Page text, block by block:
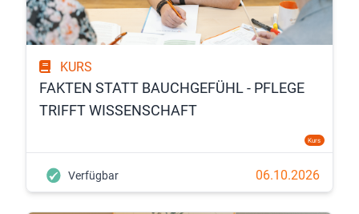
KURS
FAKTEN STATT BAUCHGEFÜHL - PFLEGE
TRIFFT WISSENSCHAFT
Kurs
Verfügbar 06.10.2026